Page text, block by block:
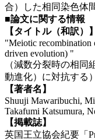
合）した相同染色体
■論文に関する情報
【タイトル（和訳）】
"Meiotic recombination
driven evolution) "
（減数分裂時の相
動進化）に対抗する）
【著者名】
Shuuji Mawaribuchi,
Takafumi Katsumura,
【掲載誌】
英国王立協会紀要「